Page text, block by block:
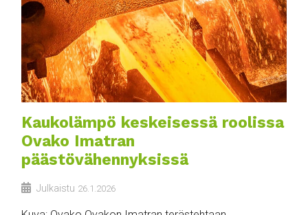
Kaukolämpö keskeisessä roolissa
Ovako Imatran
päästövähennyksissä
Julkaistu 26.1.2026